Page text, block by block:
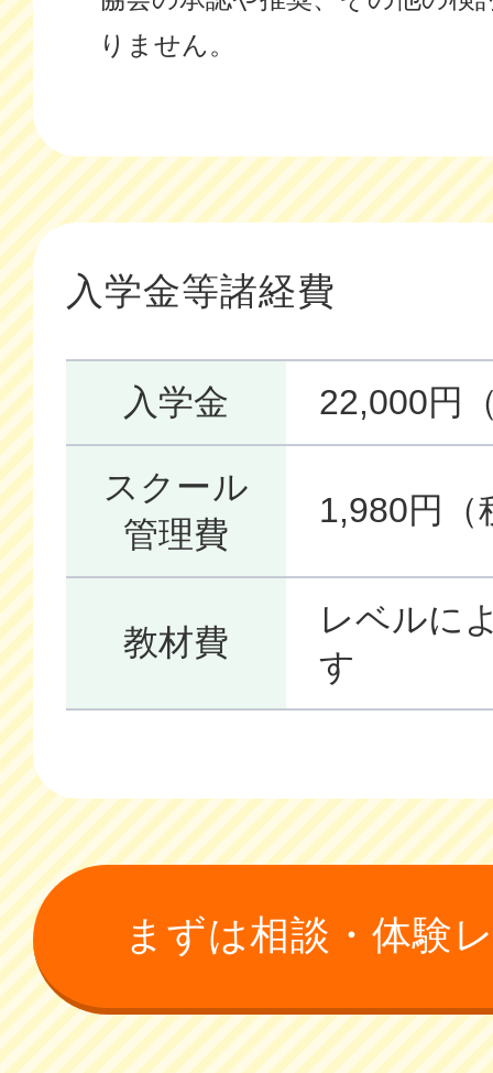
りません。
入学金等諸経費
入学金 22,000円
スクール
管理費
1,980円（
教材費
レベルに
す
まずは相談・体験